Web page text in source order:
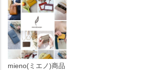
mieno(ミエノ)商品